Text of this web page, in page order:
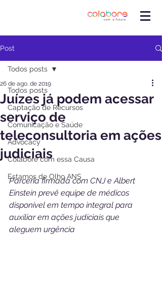
Post
Todos posts
Captação de Recursos
Comunicação e Saúde
Advocacy
Colabore com essa Causa
Estamos de Olho ANS
Todos posts
Juízes já podem acessar
serviço de
teleconsultoria em ações
judiciais
26 de ago. de 2019
Parceria firmada com CNJ e Albert
Einstein prevê equipe de médicos
disponível em tempo integral para
auxiliar em ações judiciais que
aleguem urgência